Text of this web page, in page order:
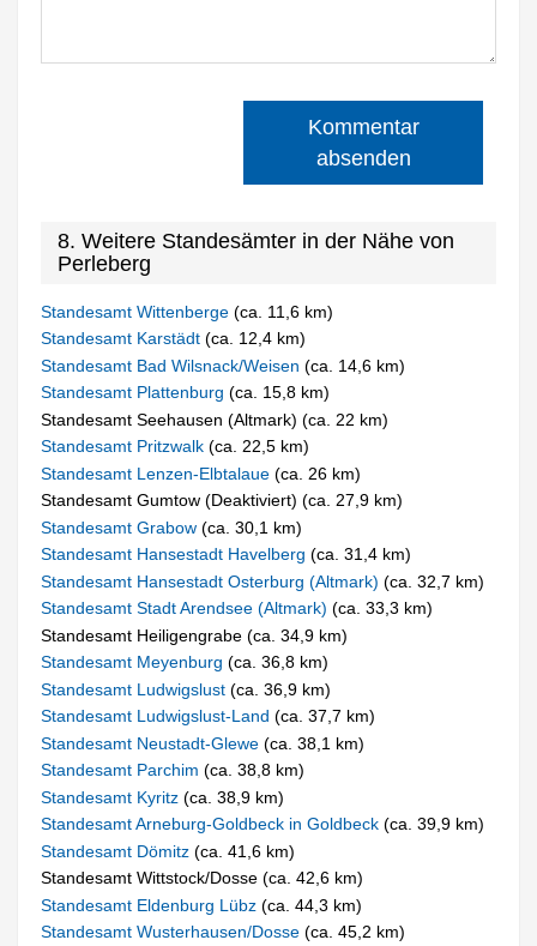
Kommentar
absenden
8. Weitere Standesämter in der Nähe von
Perleberg
Standesamt Wittenberge(ca. 11,6 km)
Standesamt Karstädt(ca. 12,4 km)
Standesamt Bad Wilsnack/Weisen(ca. 14,6 km)
Standesamt Plattenburg(ca. 15,8 km)
Standesamt Seehausen (Altmark) (ca. 22 km)
Standesamt Pritzwalk(ca. 22,5 km)
Standesamt Lenzen-Elbtalaue(ca. 26 km)
Standesamt Gumtow (Deaktiviert) (ca. 27,9 km)
Standesamt Grabow(ca. 30,1 km)
Standesamt Hansestadt Havelberg(ca. 31,4 km)
Standesamt Hansestadt Osterburg (Altmark)(ca. 32,7 km)
Standesamt Stadt Arendsee (Altmark)(ca. 33,3 km)
Standesamt Heiligengrabe (ca. 34,9 km)
Standesamt Meyenburg(ca. 36,8 km)
Standesamt Ludwigslust(ca. 36,9 km)
Standesamt Ludwigslust-Land(ca. 37,7 km)
Standesamt Neustadt-Glewe(ca. 38,1 km)
Standesamt Parchim(ca. 38,8 km)
Standesamt Kyritz(ca. 38,9 km)
Standesamt Arneburg-Goldbeck in Goldbeck(ca. 39,9 km)
Standesamt Dömitz(ca. 41,6 km)
Standesamt Wittstock/Dosse (ca. 42,6 km)
Standesamt Eldenburg Lübz(ca. 44,3 km)
Standesamt Wusterhausen/Dosse(ca. 45,2 km)